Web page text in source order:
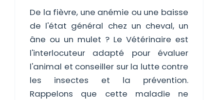
De la fièvre, une anémie ou une baisse
de l'état général chez un cheval, un
âne ou un mulet ? Le Vétérinaire est
l'interlocuteur adapté pour évaluer
l'animal et conseiller sur la lutte contre
les insectes et la prévention.
Rappelons que cette maladie ne